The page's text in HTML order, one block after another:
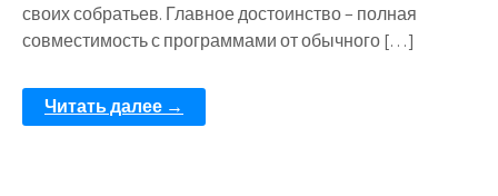
своих собратьев. Главное достоинство – полная
совместимость с программами от обычного […]
Читать далее →